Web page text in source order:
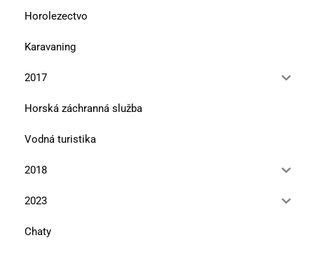
Horolezectvo
Karavaning
2017
Horská záchranná služba
Vodná turistika
2018
2023
Chaty